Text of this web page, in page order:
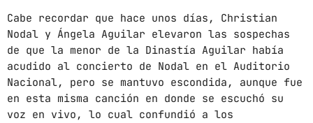
LOS CHEROS
12:00 PM - 2:00 PM
CHART
Cabe recordar que hace unos días, Christian
Nodal y Ángela Aguilar elevaron las sospechas
de que la menor de la Dinastía Aguilar había
acudido al concierto de Nodal en el Auditorio
Nacional, pero se mantuvo escondida, aunque fue
en esta misma canción en donde se escuchó su
voz en vivo, lo cual confundió a los